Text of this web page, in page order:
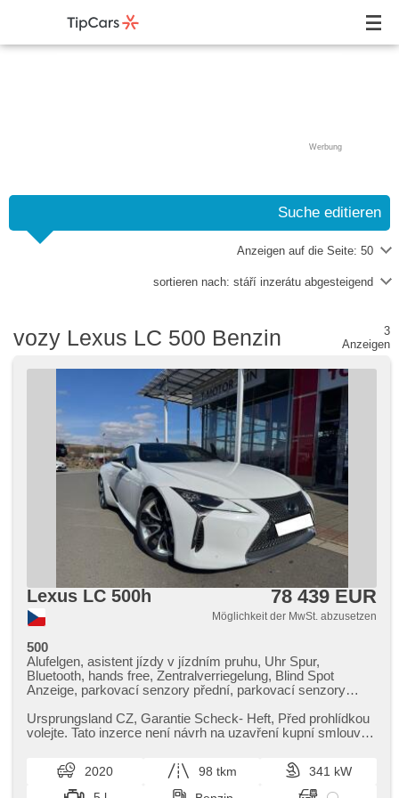
Werbung
Suche editieren
Anzeigen auf die Seite: 50
sortieren nach: stáří inzerátu abgesteigend
vozy Lexus LC 500 Benzin
3
Anzeigen
Lexus LC 500h 78 439 EUR
Möglichkeit der MwSt. abzusetzen
500
Alufelgen, asistent jízdy v jízdním pruhu, Uhr Spur,
Bluetooth, hands free, Zentralverriegelung, Blind Spot
Anzeige, parkovací senzory přední, parkovací senzory
Seitenscheiben, El. Vorderscheiben, El. einstellbare Sitze,
El. Spiegel, head-up display, Wegfahrsperre, Fahrkamera,
beheizte Spiegel, beheizte Sitze, zatmavená zadní skla,
Start-Stop System, Vorderlichter LED, täglich Leuchten,
Lederpolsterung, Ledersitze, Tempomat, Adaptive
Ursprungsland CZ,​ Garantie Scheck​- Heft,​ Před prohlídkou
volejte. Tato inzerce není návrh na uzavření kupní smlouvy
2020 98 tkm
341 kW